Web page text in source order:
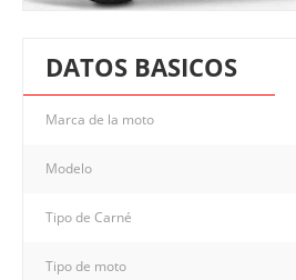
DATOS BASICOS
Marca de la moto
Modelo
Tipo de Carné
Tipo de moto